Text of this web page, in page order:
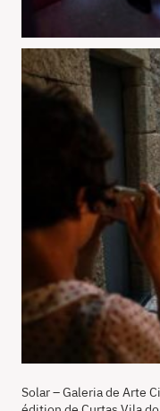
Solar – Galeria de Arte